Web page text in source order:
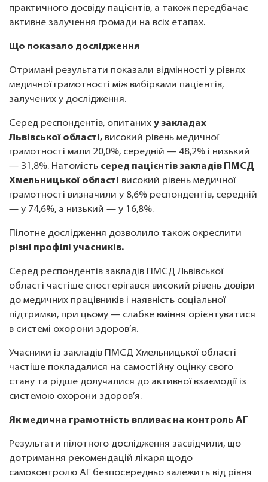
практичного досвіду пацієнтів, а також передбачає
активне залучення громади на всіх етапах.
Що показало дослідження
Отримані результати показали відмінності у рівнях
медичної грамотності між вибірками пацієнтів,
залучених у дослідження.
Серед респондентів, опитаних у закладах
Львівської області, високий рівень медичної
грамотності мали 20,0%, середній — 48,2% і низький
— 31,8%. Натомість серед пацієнтів закладів ПМСД
Хмельницької області високий рівень медичної
грамотності визначили у 8,6% респондентів, середній
— у 74,6%, а низький — у 16,8%.
Пілотне дослідження дозволило також окреслити
різні профілі учасників.
Серед респондентів закладів ПМСД Львівської
області частіше спостерігався високий рівень довіри
до медичних працівників і наявність соціальної
підтримки, при цьому — слабке вміння орієнтуватися
в системі охорони здоров’я.
Учасники із закладів ПМСД Хмельницької області
частіше покладалися на самостійну оцінку свого
стану та рідше долучалися до активної взаємодії із
системою охорони здоров’я.
Як медична грамотність впливає на контроль АГ
Результати пілотного дослідження засвідчили, що
дотримання рекомендацій лікаря щодо
самоконтролю АГ безпосередньо залежить від рівня